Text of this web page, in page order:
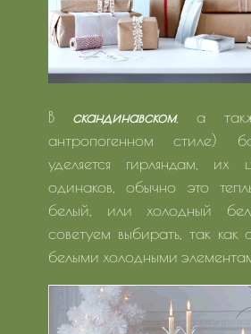
В скандинавском, а
антропогенном стиле)
уделяется гирляндам, их
одинаков, обычно это
белый, или холодный
советуем выбирать, так
белыми холодными